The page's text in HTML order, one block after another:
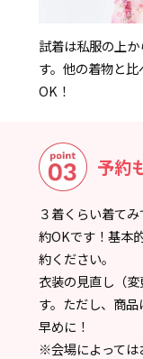
試着は私服の上
す。他の着物と
OK！
予約
３着くらい着て
約OKです！基本
約ください。
衣装の見直し（
す。ただし、商
早めに！
※会場によっては